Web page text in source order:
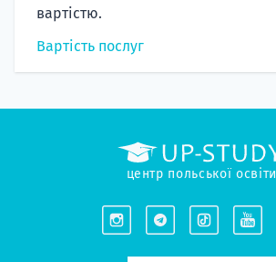
вартістю.
Вартість послуг
центр польської освіти